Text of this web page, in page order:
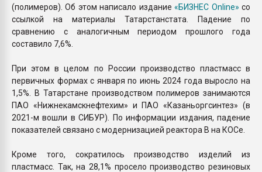
(полимеров). Об этом написало издание«БИЗНЕС Online» со
ссылкой на материалы Татарстанстата. Падение по
сравнению с аналогичным периодом прошлого года
составило 7,6%.
При этом в целом по России производство пластмасс в
первичных формах с января по июнь 2024 года выросло на
1,5%. В Татарстане производством полимеров занимаются
ПАО «Нижнекамскнефтехим» и ПАО «Казаньоргсинтез» (в
2021-м вошли в СИБУР). По информации издания, падение
показателей связано с модернизацией реактора B на КОСе.
Кроме того, сократилось производство изделий из
пластмасс. Так, на 28,1% просело производство резиновых